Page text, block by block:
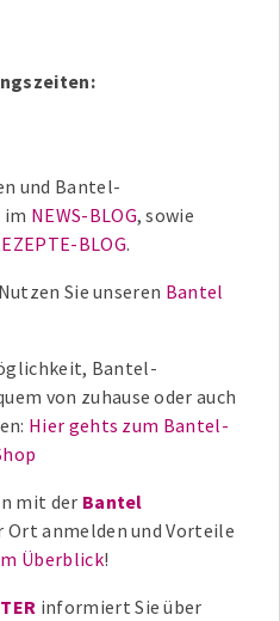
und Bantel-
im NEWS-BLOG, sowie
BLOG.
Sie unseren Bantel
Bantel-
von zuhause oder auch
Hier gehts zum Bantel-
mit der Bantel
anmelden und Vorteile
Überblick!
informiert Sie über